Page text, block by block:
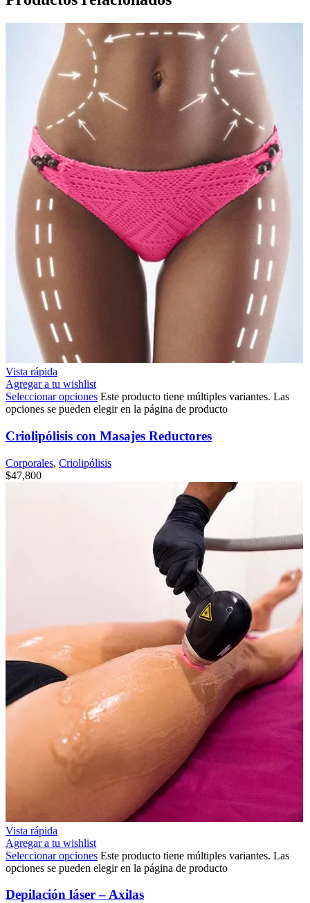
Vista rápida
Agregar a tu wishlist
Seleccionar opciones Este producto tiene múltiples variantes. Las
opciones se pueden elegir en la página de producto
Criolipólisis con Masajes Reductores
Corporales, Criolipólisis
$47,800
Vista rápida
Agregar a tu wishlist
Seleccionar opciones Este producto tiene múltiples variantes. Las
opciones se pueden elegir en la página de producto
Depilación láser – Axilas